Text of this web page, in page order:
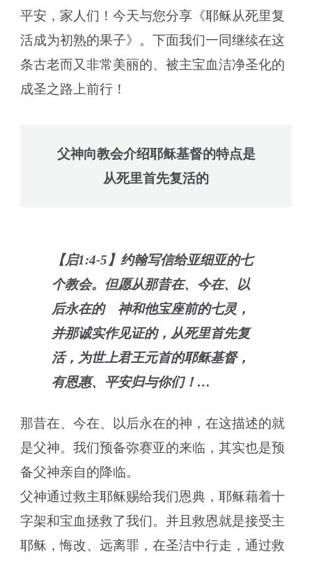
平安，家人们！今天与您分享《耶稣从死里复
活成为初熟的果子》。下面我们一同继续在这
条古老而又非常美丽的、被主宝血洁净圣化的
成圣之路上前行！
父神向教会介绍耶稣基督的特点是
从死里首先复活的
【启1:4-5】约翰写信给亚细亚的七
个教会。但愿从那昔在、今在、以
后永在的 神和他宝座前的七灵，
并那诚实作见证的，从死里首先复
活，为世上君王元首的耶稣基督，
有恩惠、平安归与你们！…
那昔在、今在、以后永在的神，在这描述的就
是父神。我们预备弥赛亚的来临，其实也是预
备父神亲自的降临。
父神通过救主耶稣赐给我们恩典，耶稣藉着十
字架和宝血拯救了我们。并且救恩就是接受主
耶稣，悔改、远离罪，在圣洁中行走，通过救